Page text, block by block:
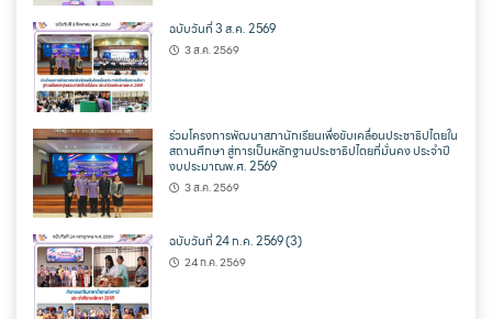
ฉบับวันที่ 3 ส.ค. 2569
3 ส.ค. 2569
ร่วมโครงการพัฒนาสภานักเรียนเพื่อขับเคลื่อนประชาธิปไตยใน
สถานศึกษา สู่การเป็นหลักฐานประชาธิปไตยที่มั่นคง ประจำปี
งบประมาณพ.ศ. 2569
3 ส.ค. 2569
ฉบับวันที่ 24 ก.ค. 2569 (3)
24 ก.ค. 2569